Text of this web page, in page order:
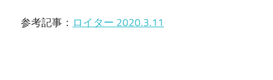
参考記事： ロイター 2020.3.11